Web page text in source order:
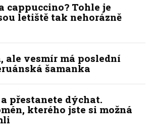
cappuccino? Tohle je
letiště tak nehorázně
ale vesmír má poslední
šamanka
přestanete dýchat.
kterého jste si možná